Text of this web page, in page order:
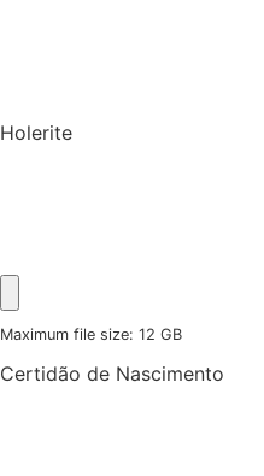
Holerite
Maximum file size: 12 GB
Certidão de Nascimento